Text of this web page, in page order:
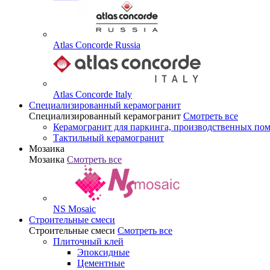
Atlas Concorde Russia
Atlas Concorde Italy
Специализированный керамогранит
Специализированный керамогранит Смотреть все
Керамогранит для паркинга, производственных
Тактильный керамогранит
Мозаика
Мозаика Смотреть все
NS Mosaic
Строительные смеси
Строительные смеси Смотреть все
Плиточный клей
Эпоксидные
Цементные